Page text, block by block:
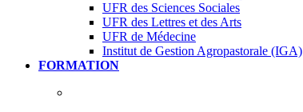
UFR des Sciences Sociales
UFR des Lettres et des Arts
UFR de Médecine
Institut de Gestion Agropastorale (IGA)
FORMATION